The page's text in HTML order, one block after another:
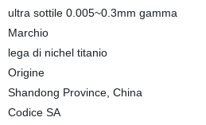
ultra sottile 0.005~0.3mm gamma
Marchio
lega di nichel titanio
Origine
Shandong Province, China
Codice SA